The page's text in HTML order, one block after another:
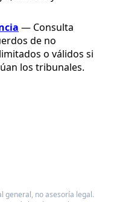
— Consulta
de no
o válidos si
los tribunales.
general, no asesoría legal.